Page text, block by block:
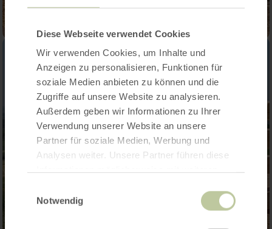
Diese Webseite verwendet Cookies
Wir verwenden Cookies, um Inhalte und
Anzeigen zu personalisieren, Funktionen für
soziale Medien anbieten zu können und die
Zugriffe auf unsere Website zu analysieren.
Außerdem geben wir Informationen zu Ihrer
Verwendung unserer Website an unsere
Partner für soziale Medien, Werbung und
Analysen weiter. Unsere Partner führen diese
haben oder die sie im Rahmen Ihrer Nutzung
Notwendig